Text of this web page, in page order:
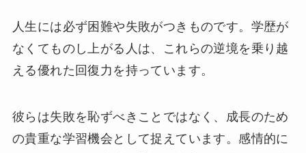
人生には必ず困難や失敗がつきものです。学歴が
なくてものし上がる人は、これらの逆境を乗り越
える優れた回復力を持っています。
彼らは失敗を恥ずべきことではなく、成長のため
の貴重な学習機会として捉えています。感情的に